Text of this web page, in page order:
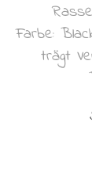
Farbe:
trägt